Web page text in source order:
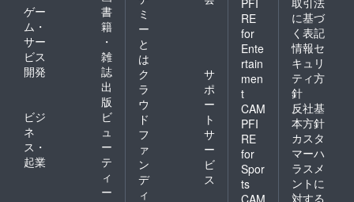
ゲー
ム・
サー
ビス
開発
書
籍
・
雑
誌
出
版
ビジ
ネ
ス・
起業
ビ
ュ
ー
テ
ィ
ー
ミ
ー
と
は
ク
ラ
ウ
ド
フ
ァ
ン
デ
ィ
サ
ポ
ー
ト
サ
ー
ビ
ス
RE
for
Ente
rtain
men
t
CAM
PFI
RE
for
Spor
ts
CAM
に基づ
く表記
情報セ
キュリ
ティ方
針
反社基
本方針
カスタ
マーハ
ラスメ
ントに
対する